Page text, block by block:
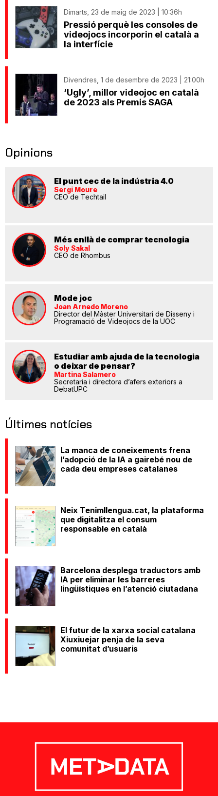
Dimarts, 23 de maig de 2023 | 10:36h
Pressió perquè les consoles de
videojocs incorporin el català a
la interfície
Divendres, 1 de desembre de 2023 | 21:00h
‘Ugly’, millor videojoc en català
de 2023 als Premis SAGA
Opinions
El punt cec de la indústria 4.0
Sergi Moure
CEO de Techtail
Més enllà de comprar tecnologia
Soly Sakal
CEO de Rhombus
Mode joc
Joan Arnedo Moreno
Director del Màster Universitari de Disseny i
Programació de Videojocs de la UOC
Estudiar amb ajuda de la tecnologia
o deixar de pensar?
Martina Salamero
Secretaria i directora d’afers exteriors a
DebatUPC
Últimes notícies
La manca de coneixements frena
l’adopció de la IA a gairebé nou de
cada deu empreses catalanes
Neix Tenimllengua.cat, la plataforma
que digitalitza el consum
responsable en català
Barcelona desplega traductors amb
IA per eliminar les barreres
lingüístiques en l’atenció ciutadana
El futur de la xarxa social catalana
Xiuxiuejar penja de la seva
comunitat d’usuaris